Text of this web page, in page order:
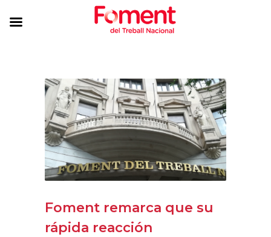
Foment remarca que su
rápida reacción